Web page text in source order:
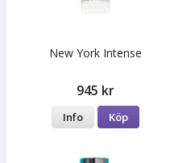
New York Intense
945 kr
Info Köp